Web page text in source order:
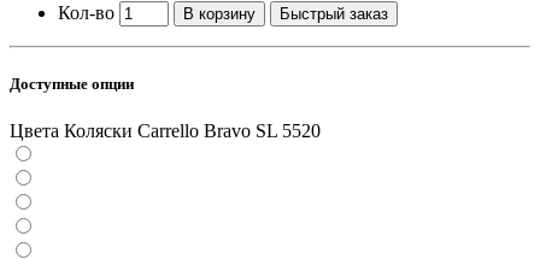
Кол-во В корзину Быстрый заказ
Доступные опции
Цвета Коляски Carrello Bravo SL 5520